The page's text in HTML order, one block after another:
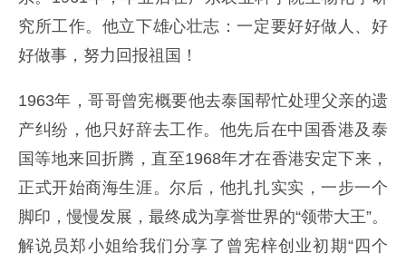
究所工作。他立下雄心壮志：一定要好好做人、好
好做事，努力回报祖国！
1963年，哥哥曾宪概要他去泰国帮忙处理父亲的遗
产纠纷，他只好辞去工作。他先后在中国香港及泰
国等地来回折腾，直至1968年才在香港安定下来，
正式开始商海生涯。尔后，他扎扎实实，一步一个
脚印，慢慢发展，最终成为享誉世界的“领带大王”。
解说员郑小姐给我们分享了曾宪梓创业初期“四个